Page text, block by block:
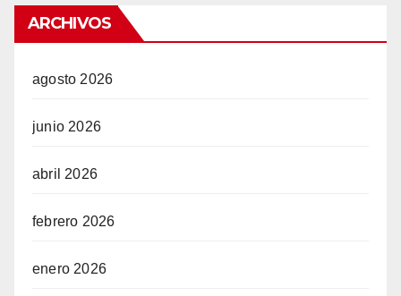
ARCHIVOS
agosto 2026
junio 2026
abril 2026
febrero 2026
enero 2026